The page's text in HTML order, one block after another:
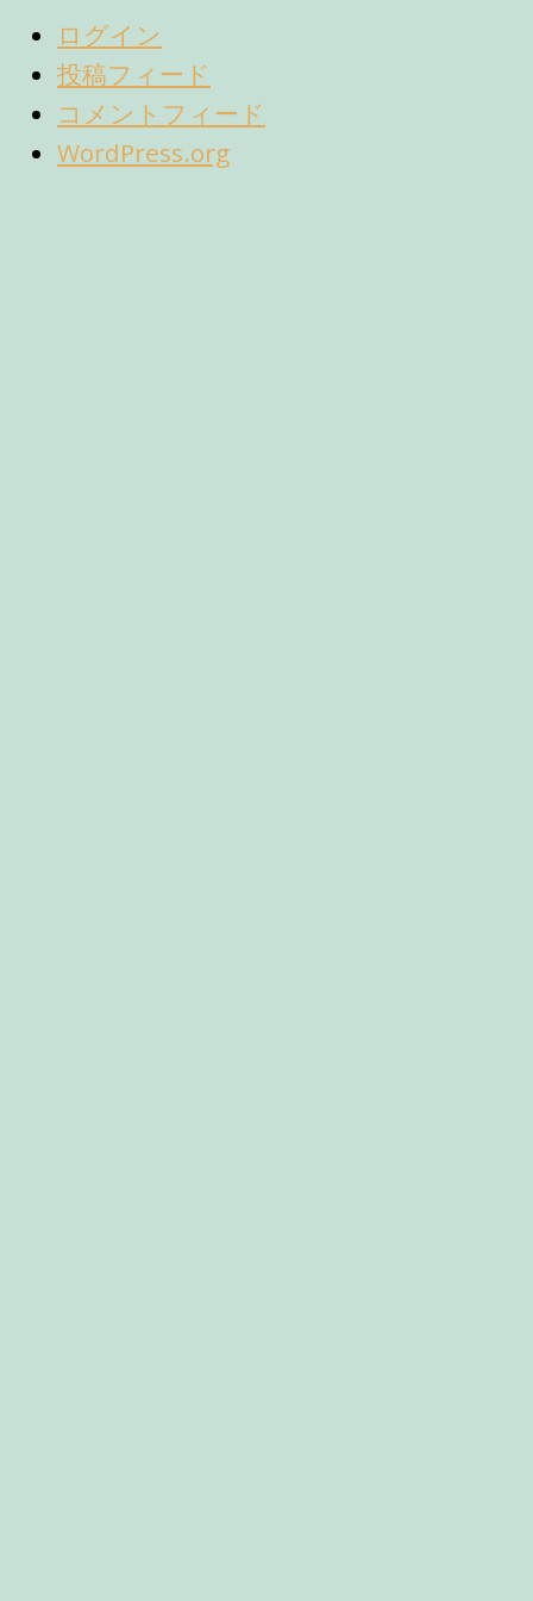
ログイン
投稿フィード
コメントフィード
WordPress.org